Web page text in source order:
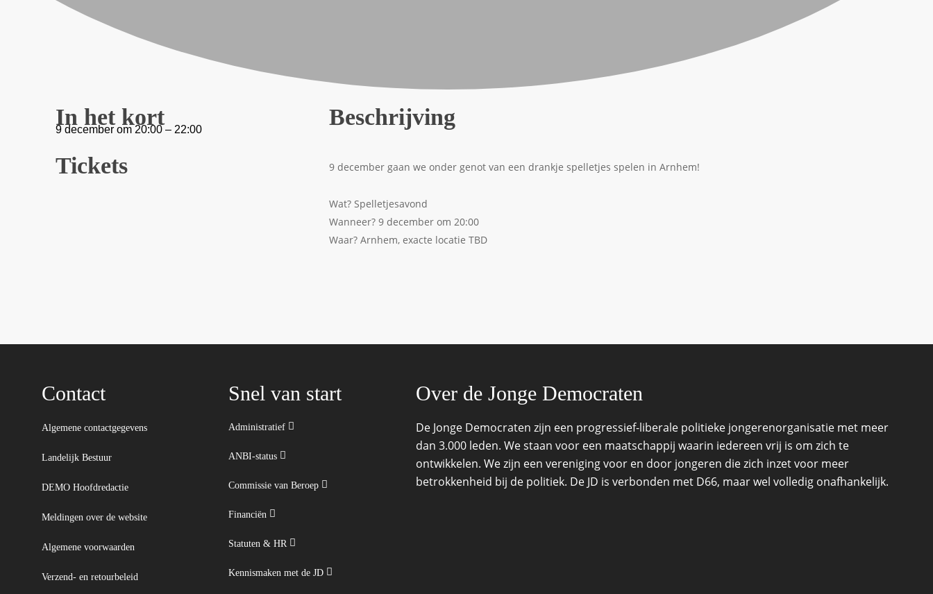
In het kort
9 december om 20:00 – 22:00
Tickets
Beschrijving
9 december gaan we onder genot van een drankje spelletjes spelen in Arnhem!
Wat? Spelletjesavond
Wanneer? 9 december om 20:00
Waar? Arnhem, exacte locatie TBD
Contact
Algemene contactgegevens
Landelijk Bestuur
DEMO Hoofdredactie
Meldingen over de website
Algemene voorwaarden
Verzend- en retourbeleid
Snel van start
Administratief
ANBI-status
Commissie van Beroep
Financiën
Statuten & HR
Kennismaken met de JD
Over de Jonge Democraten
De Jonge Democraten zijn een progressief-liberale politieke jongerenorganisatie met meer
dan 3.000 leden. We staan voor een maatschappij waarin iedereen vrij is om zich te
ontwikkelen. We zijn een vereniging voor en door jongeren die zich inzet voor meer
betrokkenheid bij de politiek. De JD is verbonden met D66, maar wel volledig onafhankelijk.